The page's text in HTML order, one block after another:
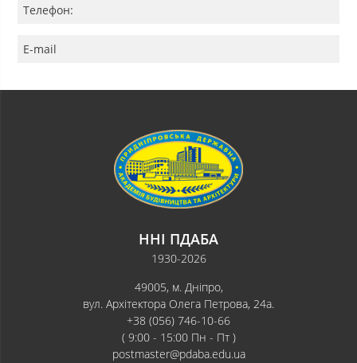
Телефон:
E-mail
ННІ ПДАБА
1930-2026
49005, м. Дніпро,
вул. Архітектора Олега Петрова, 24а.
+38 (056) 746-10-66
( 9:00 - 15:00 Пн - Пт )
postmaster@pdaba.edu.ua